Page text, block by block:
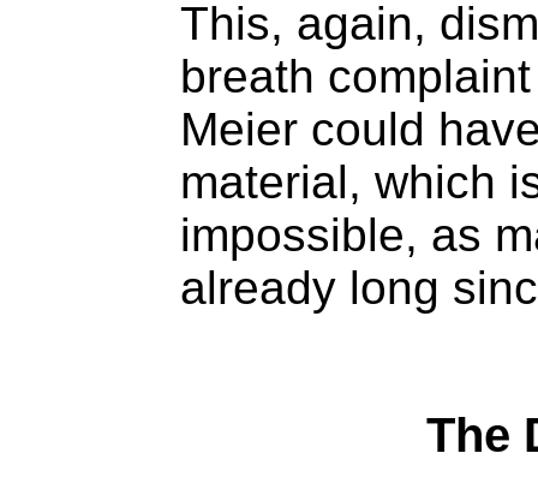
This, again,
breath
Meier could
material, which
impossible, as
already long
The